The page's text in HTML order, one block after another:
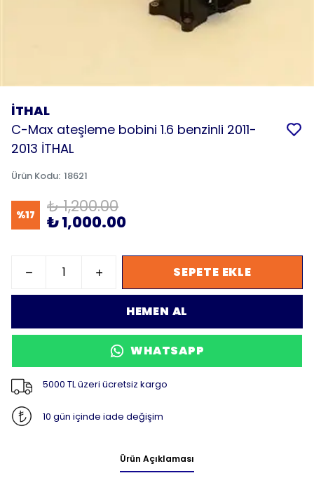
İTHAL
C-Max ateşleme bobini 1.6 benzinli 2011-
2013 İTHAL
Ürün Kodu: 18621
%17 ₺ 1,200.00
₺ 1,000.00
SEPETE EKLE
HEMEN AL
WHATSAPP
5000 TL üzeri ücretsiz kargo
10 gün içinde iade değişim
Ürün Açıklaması